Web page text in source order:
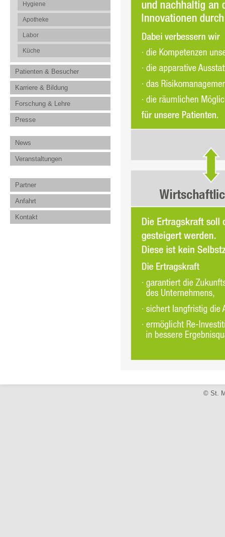
Hygiene
Apotheke
Labor
Küche
Patienten & Besucher
Karriere & Bildung
Forschung & Lehre
Presse
News
Veranstaltungen
Partner
Anfahrt
Kontakt
© St.